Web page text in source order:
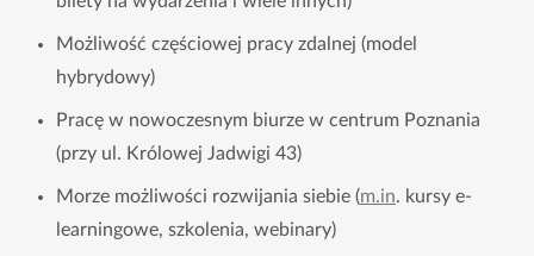
Możliwość częściowej pracy zdalnej (model
hybrydowy)
Pracę w nowoczesnym biurze w centrum Poznania
(przy ul. Królowej Jadwigi 43)
Morze możliwości rozwijania siebie (m.in. kursy e-
learningowe, szkolenia, webinary)